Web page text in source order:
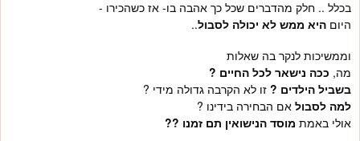
בכלל .. חלק מהדברים שכל כך אהבה בו- אז כשהכירו -
היום היא ממש לא יכולה לסבול..
וממשיכות לנקר בה שאלות
מה, ככה נישאר לכל החיים ?
בשביל הילדים ? זו לא הקרבה גדולה מידי ?
למה לסבול אם הבחירה בידינו ?
אולי באמת מוסד הנישואין תם זמנו ??